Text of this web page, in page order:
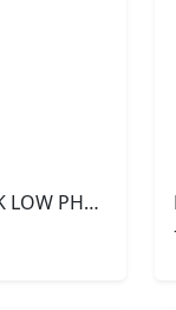
NIKE DUNK LOW PHANTOM SB CAM